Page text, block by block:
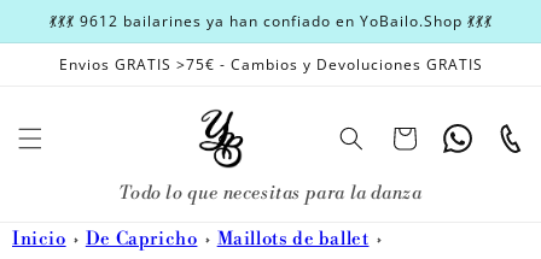
directamente
al contenido
💃💃💃 9612 bailarines ya han confiado en YoBailo.Shop 💃💃💃
Envios GRATIS >75€ - Cambios y Devoluciones GRATIS
CarritoWhatsapp
Todo lo que necesitas para la danza
Inicio De Capricho
Maillots de ballet